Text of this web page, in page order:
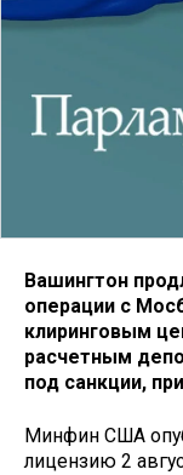
Вашингтон
операции с
клиринговым
расчетным
под санкции,
Минфин США
лицензию 2